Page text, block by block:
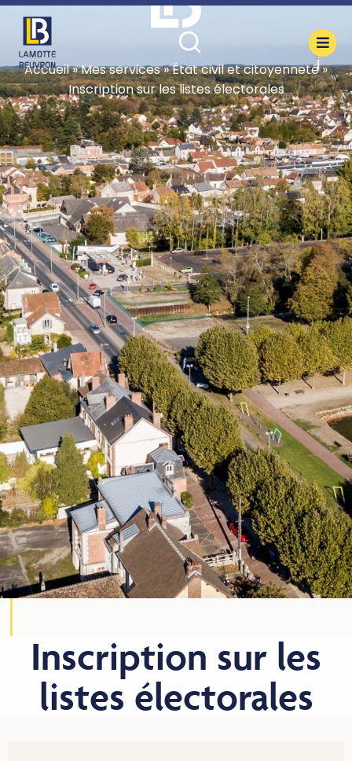
principal
Accueil»Mes services»État civil et citoyenneté»
Inscription sur les listes électorales
Inscription sur les
listes électorales